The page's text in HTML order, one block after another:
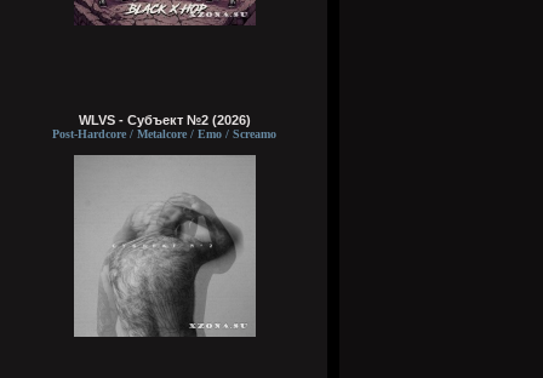
WLVS - Субъект №2 (2026)
Post-Hardcore / Metalcore / Emo / Screamo